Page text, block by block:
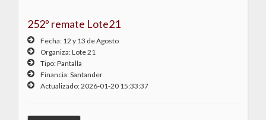
252º remate Lote21
Fecha: 12 y 13 de Agosto
Lote 21
Pantalla
Santander
2026-01-20 15:33:37